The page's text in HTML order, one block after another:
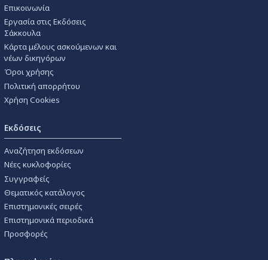
Επικοινωνία
Εργασία στις Εκδόσεις
Σάκκουλα
Κάρτα μέλους ασκούμενων και
νέων δικηγόρων
Όροι χρήσης
Πολιτική απορρήτου
Χρήση Cookies
Εκδόσεις
Αναζήτηση εκδόσεων
Νέες κυκλοφορίες
Συγγραφείς
Θεματικός κατάλογος
Επιστημονικές σειρές
Επιστημονικά περιοδικά
Προσφορές